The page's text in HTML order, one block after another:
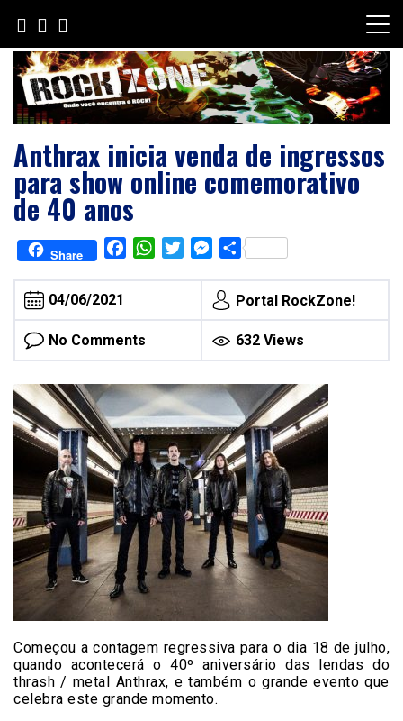
content
Anthrax inicia venda de ingressos
para show online comemorativo
de 40 anos
Share FacebookWhatsAppTwitterMessenger
Share
04/06/2021 Portal RockZone!
No Comments 632 Views
Começou a contagem regressiva para o dia 18 de julho,
quando acontecerá o 40º aniversário das lendas do
thrash / metal Anthrax, e também o grande evento que
celebra este grande momento.